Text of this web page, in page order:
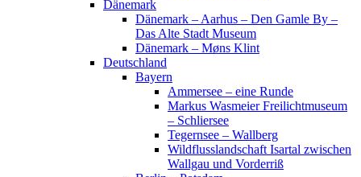
Dänemark
Dänemark – Aarhus – Den Gamle By –
Das Alte Stadt Museum
Dänemark – Møns Klint
Deutschland
Bayern
Ammersee – eine Runde
Markus Wasmeier Freilichtmuseum
– Schliersee
Tegernsee – Wallberg
Wildflusslandschaft Isartal zwischen
Wallgau und Vorderriß